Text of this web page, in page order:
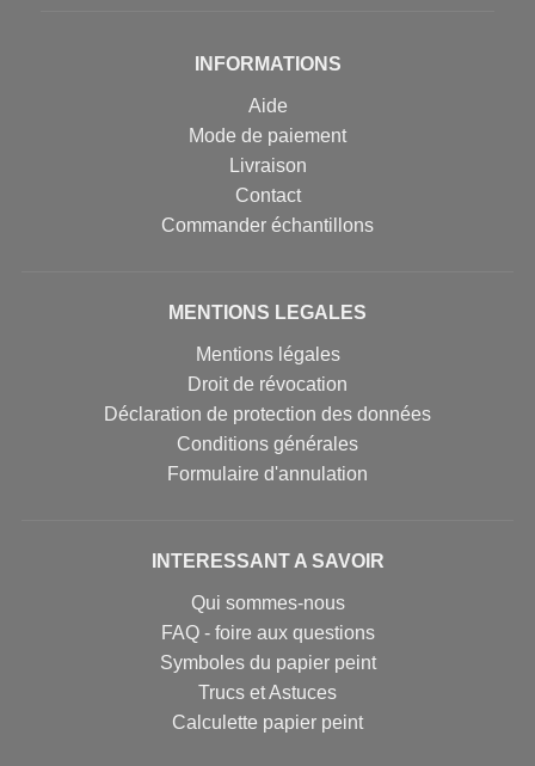
INFORMATIONS
Aide
Mode de paiement
Livraison
Contact
Commander échantillons
MENTIONS LEGALES
Mentions légales
Droit de révocation
Déclaration de protection des données
Conditions générales
Formulaire d'annulation
INTERESSANT A SAVOIR
Qui sommes-nous
FAQ - foire aux questions
Symboles du papier peint
Trucs et Astuces
Calculette papier peint